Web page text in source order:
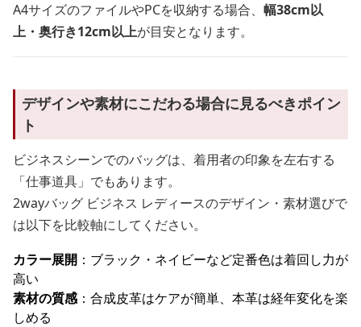
A4サイズのファイルやPCを収納する場合、 幅38cm以
上・奥行き12cm以上が目安となります。
デザインや素材にこだわる場合に見るべきポイン
ト
ビジネスシーンでのバッグは、着用者の印象を左右する
「仕事道具」でもあります。
2wayバッグ ビジネス レディースのデザイン・素材選びで
は以下を比較軸にしてください。
カラー展開 ：ブラック・ネイビーなど定番色は着回し力が
高い
素材の質感：合成皮革はケアが簡単、本革は経年変化を楽
しめる